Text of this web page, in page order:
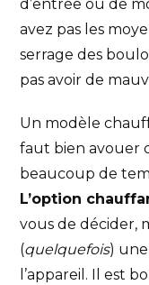
d’entrée ou de
avez pas les
serrage des
pas avoir de
Un modèle
faut bien avouer
beaucoup de
L’option
vous de décider,
(quelquefois)
l’appareil. Il est